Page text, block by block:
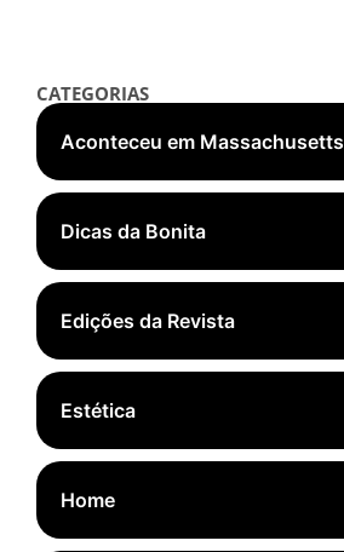
CATEGORIAS
Aconteceu em Massachusetts
Dicas da Bonita
Edições da Revista
Estética
Home